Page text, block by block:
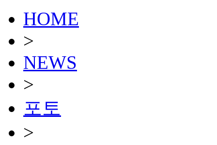
HOME
>
NEWS
>
포토
>